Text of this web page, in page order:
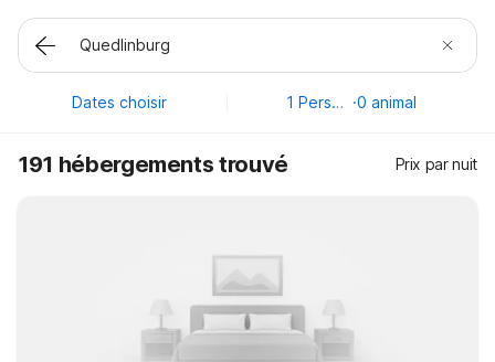
Dates choisir 1 Personne ·0 animal
191 hébergements trouvé Prix par nuit